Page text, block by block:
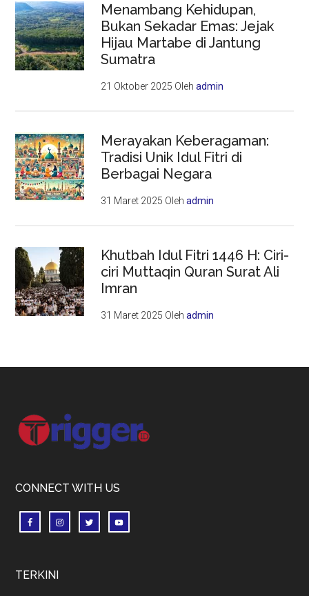
Menambang Kehidupan,
Bukan Sekadar Emas: Jejak
Hijau Martabe di Jantung
Sumatra
21 Oktober 2025 Olehadmin
Merayakan Keberagaman:
Tradisi Unik Idul Fitri di
Berbagai Negara
31 Maret 2025 Olehadmin
Khutbah Idul Fitri 1446 H: Ciri-
ciri Muttaqin Quran Surat Ali
Imran
31 Maret 2025 Olehadmin
Footer
CONNECT WITH US
TERKINI